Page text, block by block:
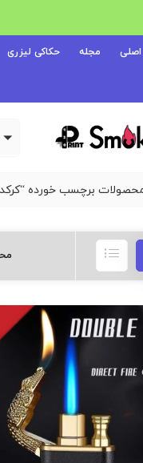
مجله حکاکی لیزری
برچسب خورده